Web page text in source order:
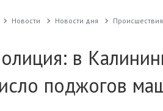
Новости Новости дня Проиcшествия
в
поджогов